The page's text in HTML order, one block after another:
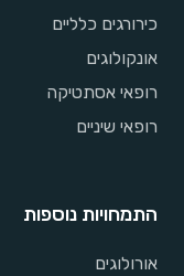
כירורגים כלליים
אונקולוגים
רופאי אסתטיקה
רופאי שיניים
התמחויות נוספות
אורולוגים